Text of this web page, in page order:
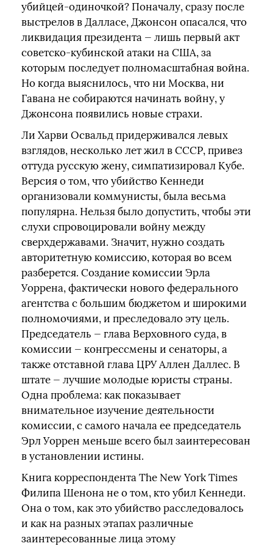
убийцей-одиночкой? Поначалу, сразу после
выстрелов в Далласе, Джонсон опасался, что
ликвидация президента — лишь первый акт
советско-кубинской атаки на США, за
которым последует полномасштабная война.
Но когда выяснилось, что ни Москва, ни
Гавана не собираются начинать войну, у
Джонсона появились новые страхи.
Ли Харви Освальд придерживался левых
взглядов, несколько лет жил в СССР, привез
оттуда русскую жену, симпатизировал Кубе.
Версия о том, что убийство Кеннеди
организовали коммунисты, была весьма
популярна. Нельзя было допустить, чтобы эти
слухи спровоцировали войну между
сверхдержавами. Значит, нужно создать
авторитетную комиссию, которая во всем
разберется. Создание комиссии Эрла
Уоррена, фактически нового федерального
агентства с большим бюджетом и широкими
полномочиями, и преследовало эту цель.
Председатель — глава Верховного суда, в
комиссии — конгрессмены и сенаторы, а
также отставной глава ЦРУ Аллен Даллес. В
штате — лучшие молодые юристы страны.
Одна проблема: как показывает
внимательное изучение деятельности
комиссии, с самого начала ее председатель
Эрл Уоррен меньше всего был заинтересован
в установлении истины.
Книга корреспондента The New York Times
Филипа Шенона не о том, кто убил Кеннеди.
Она о том, как это убийство расследовалось
и как на разных этапах различные
заинтересованные лица этому